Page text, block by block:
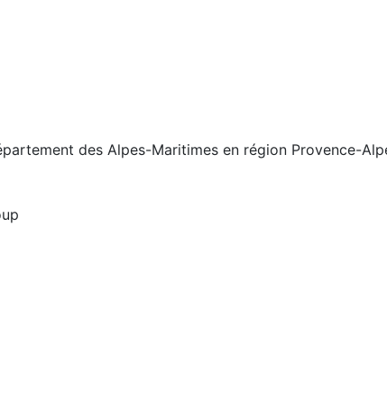
des Alpes-Maritimes en région Provence-